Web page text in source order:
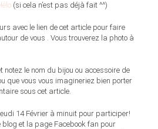
(si cela n’est pas déjà fait ^^)
avec le lien de cet article pour faire
de vous . Vous trouverez la photo à
notez le nom du bijou ou accessoire de
que vous vous imagineriez bien porter
sous cet article.
14 Février à minuit pour participer!
blog et la page Facebook fan pour